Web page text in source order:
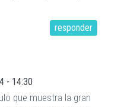
responder
- 14:30
que muestra la gran